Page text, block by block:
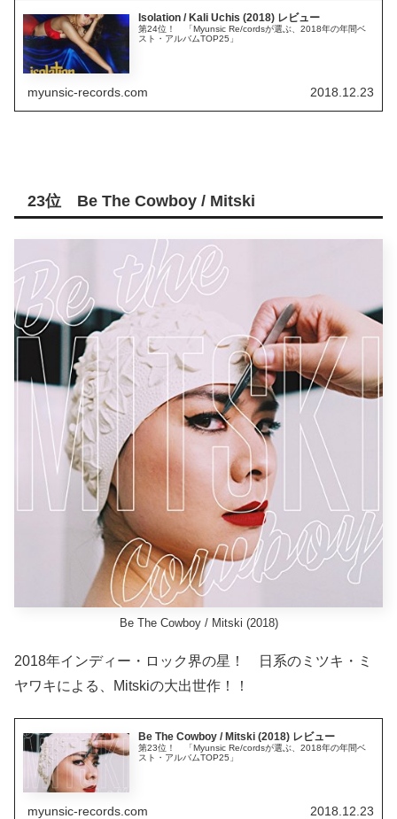
Isolation / Kali Uchis (2018) レビュー
第24位！ 「Myunsic Re/cordsが選ぶ、2018年の年間ベ
スト・アルバムTOP25」
myunsic-records.com 2018.12.23
23位 Be The Cowboy / Mitski
Be The Cowboy / Mitski (2018)
2018年インディー・ロック界の星！ 日系のミツキ・ミ
ヤワキによる、Mitskiの大出世作！！
Be The Cowboy / Mitski (2018) レビュー
第23位！ 「Myunsic Re/cordsが選ぶ、2018年の年間ベ
スト・アルバムTOP25」
myunsic-records.com 2018.12.23